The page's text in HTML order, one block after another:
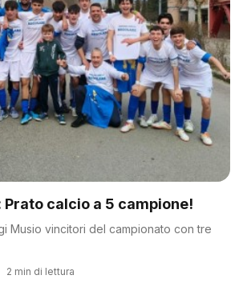
Prato calcio a 5 campione!
Musio vincitori del campionato con tre
2 min di lettura